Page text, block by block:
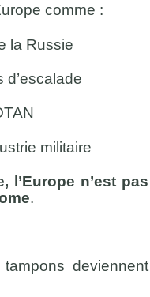
comme :
la Russie
d’escalade
militaire
l’Europe n’est pas
.
deviennent